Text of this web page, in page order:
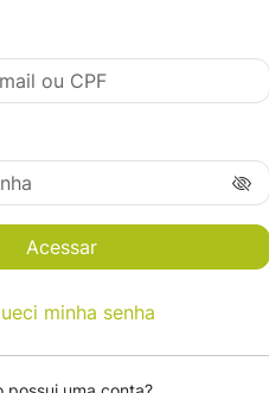
Acessar
minha senha